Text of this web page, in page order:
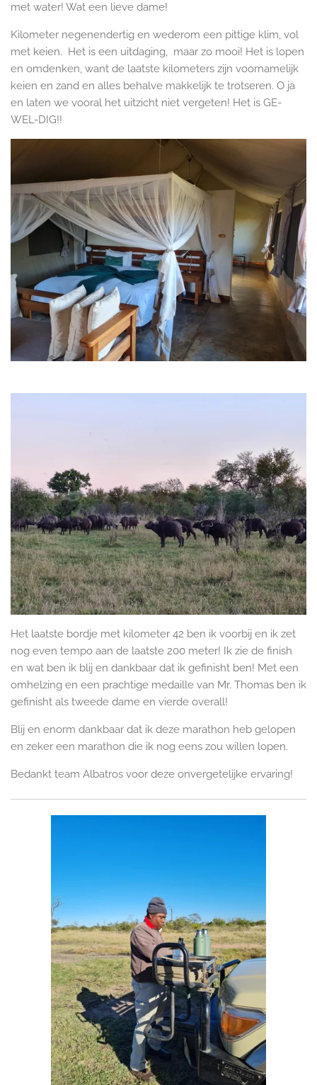
met water! Wat een lieve dame!
Kilometer negenendertig en wederom een pittige klim, vol
met keien. Het is een uitdaging, maar zo mooi! Het is lopen
en omdenken, want de laatste kilometers zijn voornamelijk
keien en zand en alles behalve makkelijk te trotseren. O ja
en laten we vooral het uitzicht niet vergeten! Het is GE-
WEL-DIG!!
Het laatste bordje met kilometer 42 ben ik voorbij en ik zet
nog even tempo aan de laatste 200 meter! Ik zie de finish
en wat ben ik blij en dankbaar dat ik gefinisht ben! Met een
omhelzing en een prachtige medaille van Mr. Thomas ben ik
gefinisht als tweede dame en vierde overall!
Blij en enorm dankbaar dat ik deze marathon heb gelopen
en zeker een marathon die ik nog eens zou willen lopen.
Bedankt team Albatros voor deze onvergetelijke ervaring!